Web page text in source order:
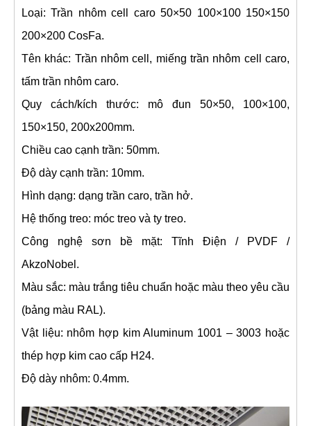
Loại: Trần nhôm cell caro 50×50 100×100 150×150
200×200 CosFa.
Tên khác: Trần nhôm cell, miếng trần nhôm cell caro,
tấm trần nhôm caro.
Quy cách/kích thước: mô đun 50×50, 100×100,
150×150, 200x200mm.
Chiều cao cạnh trần: 50mm.
Độ dày cạnh trần: 10mm.
Hình dạng: dạng trần caro, trần hở.
Hệ thống treo: móc treo và ty treo.
Công nghệ sơn bề mặt: Tĩnh Điện / PVDF /
AkzoNobel.
Màu sắc: màu trắng tiêu chuẩn hoặc màu theo yêu cầu
(bảng màu RAL).
Vật liệu: nhôm hợp kim Aluminum 1001 – 3003 hoặc
thép hợp kim cao cấp H24.
Độ dày nhôm: 0.4mm.